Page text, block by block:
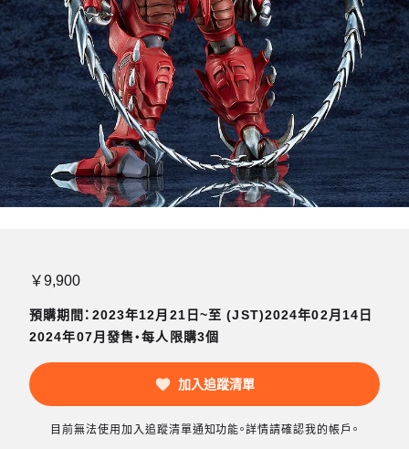
￥9,900
預購期間：2023年12月21日~至 (JST)2024年02月14日
2024年07月發售・每人限購3個
加入追蹤清單
目前無法使用加入追蹤清單通知功能。詳情請確認我的帳戶。